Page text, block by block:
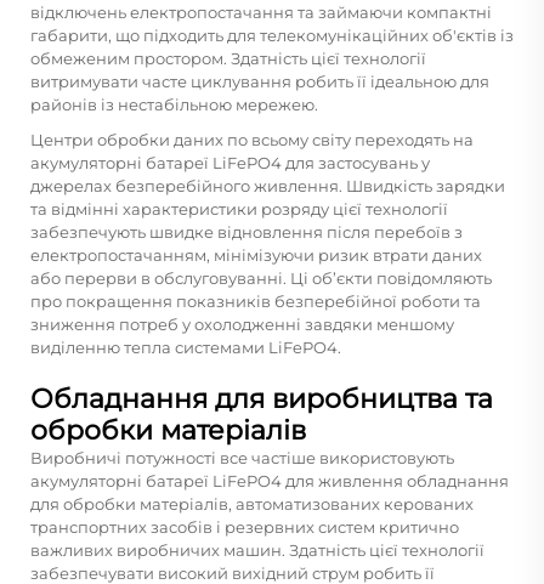
відключень електропостачання та займаючи компактні
габарити, що підходить для телекомунікаційних об'єктів із
обмеженим простором. Здатність цієї технології
витримувати часте циклування робить її ідеальною для
районів із нестабільною мережею.
Центри обробки даних по всьому світу переходять на
акумуляторні батареї LiFePO4 для застосувань у
джерелах безперебійного живлення. Швидкість зарядки
та відмінні характеристики розряду цієї технології
забезпечують швидке відновлення після перебоїв з
електропостачанням, мінімізуючи ризик втрати даних
або перерви в обслуговуванні. Ці об’єкти повідомляють
про покращення показників безперебійної роботи та
зниження потреб у охолодженні завдяки меншому
виділенню тепла системами LiFePO4.
Обладнання для виробництва та
обробки матеріалів
Виробничі потужності все частіше використовують
акумуляторні батареї LiFePO4 для живлення обладнання
для обробки матеріалів, автоматизованих керованих
транспортних засобів і резервних систем критично
важливих виробничих машин. Здатність цієї технології
забезпечувати високий вихідний струм робить її